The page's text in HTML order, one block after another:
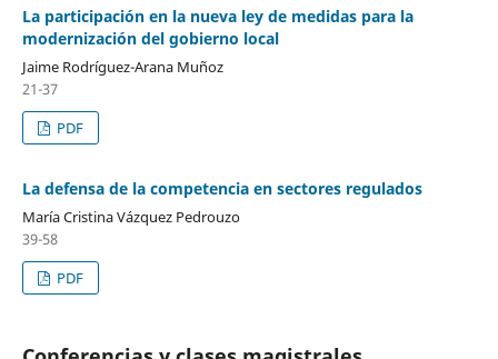
La participación en la nueva ley de medidas para la
modernización del gobierno local
Jaime Rodríguez-Arana Muñoz
21-37
PDF
La defensa de la competencia en sectores regulados
María Cristina Vázquez Pedrouzo
39-58
PDF